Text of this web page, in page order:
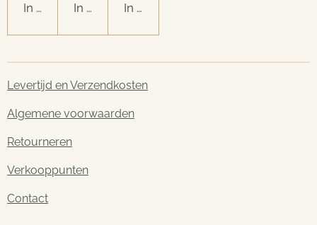
In winkelwagenIn winkelwagenIn winkelwagen
Levertijd en Verzendkosten
Algemene voorwaarden
Retourneren
Verkooppunten
Contact